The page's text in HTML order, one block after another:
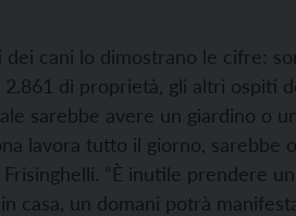
cani lo dimostrano le cifre:
di proprietà, gli altri ospiti
sarebbe avere un giardino o
lavora tutto il giorno, sarebbe
Frisinghelli. “È inutile prendere
casa, un domani potrà